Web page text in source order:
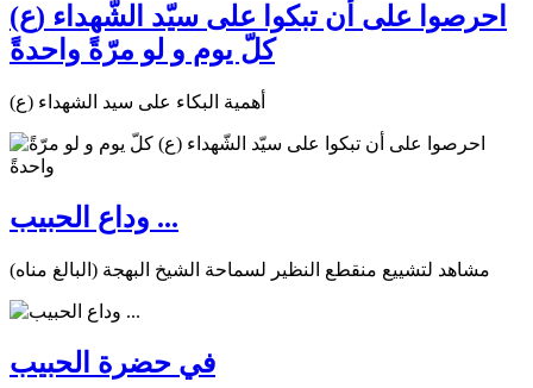
احرصوا على أن تبكوا على سيّد الشّهداء (ع)
كلّ يوم و لو مرّةً واحدةً
أهمية البكاء على سيد الشهداء (ع)
وداع الحبيب ...
مشاهد لتشييع منقطع النظير لسماحة الشيخ البهجة (البالغ مناه)
في حضرة الحبيب